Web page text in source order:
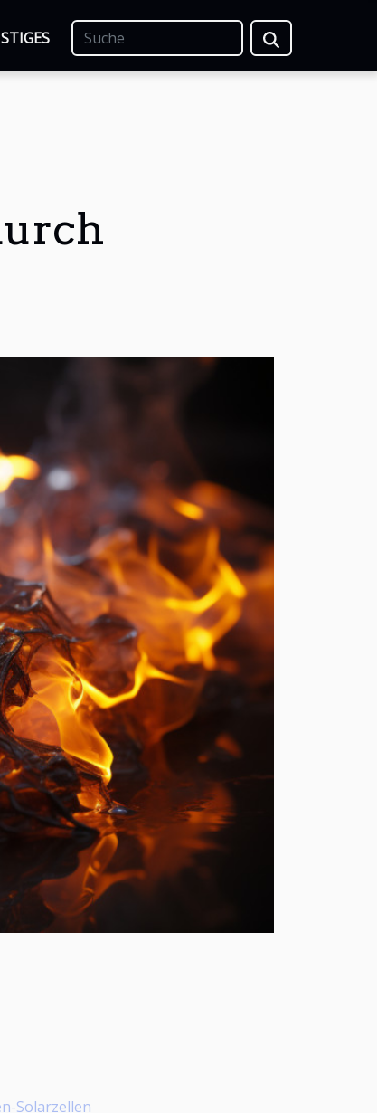
Solarzellen